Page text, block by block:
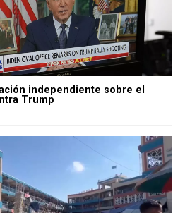
independiente sobre el
Trump